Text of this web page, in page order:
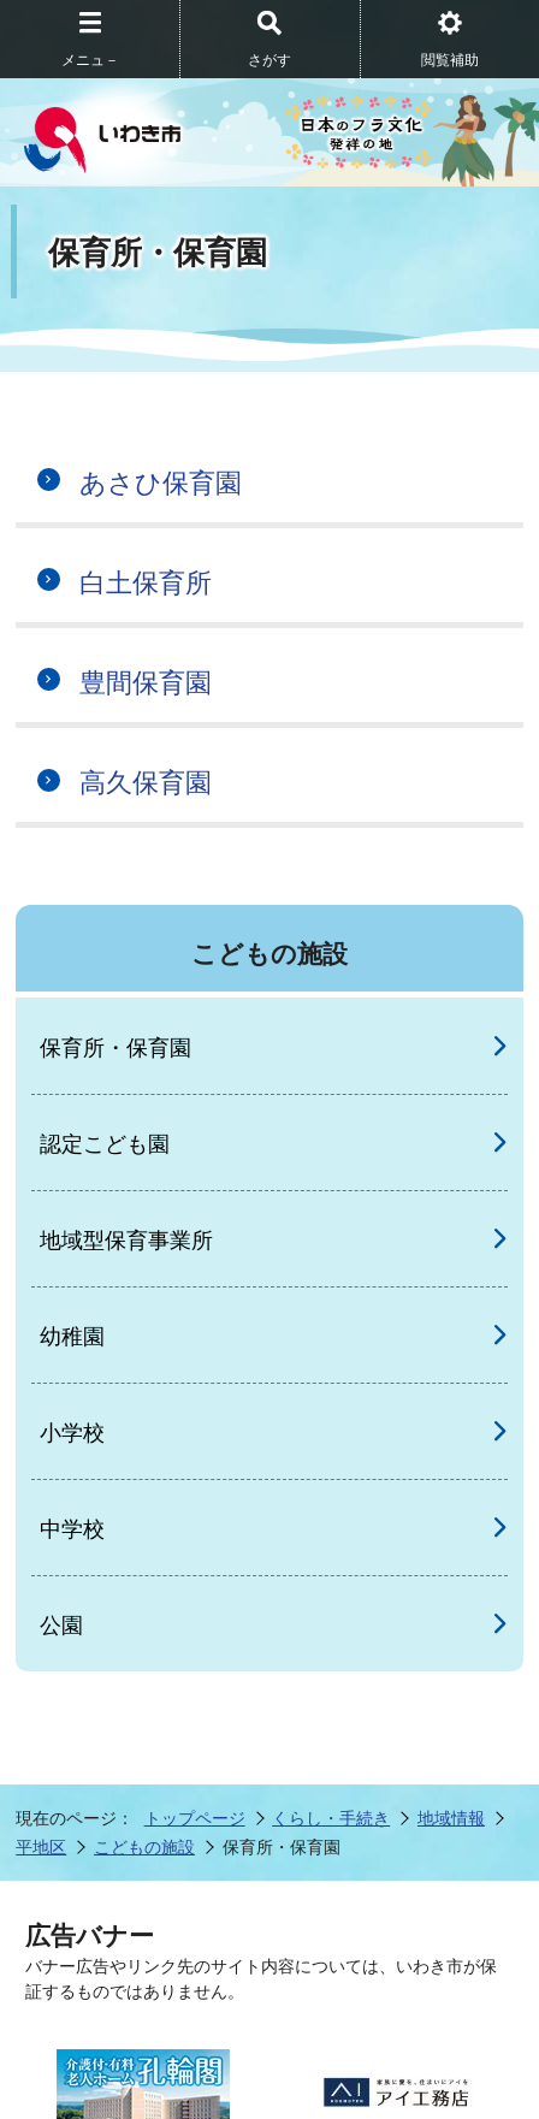
メニュ－ さがす 閲覧補助
保育所・保育園
あさひ保育園
白土保育所
豊間保育園
高久保育園
こどもの施設
保育所・保育園
認定こども園
地域型保育事業所
幼稚園
小学校
中学校
公園
現在のページ： トップページ くらし・手続き
地域情報
平地区
こどもの施設 保育所・保育園
広告バナー
バナー広告やリンク先のサイト内容については、いわき市が保
証するものではありません。